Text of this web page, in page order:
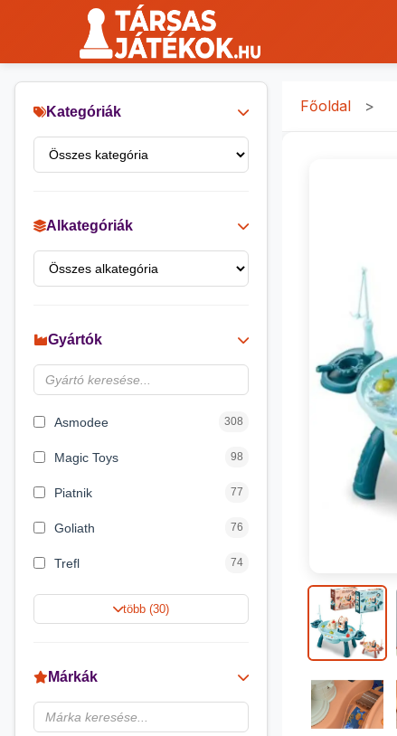
Kategóriák
Alkategóriák
Gyártók
Asmodee 308
Magic Toys 98
Piatnik 77
Goliath 76
Trefl 74
Keller&Mayer 60
Spin Master
Delta Vision 28
több (30)
Márkák
Főoldal >